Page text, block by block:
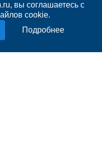
вы соглашаетесь с
cookie.
Подробнее